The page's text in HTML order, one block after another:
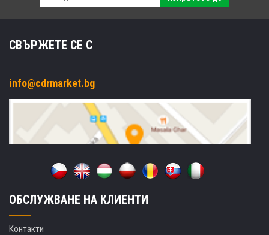
СВЪРЖЕТЕ СЕ С
info@cdrmarket.bg
ОБСЛУЖВАНЕ НА КЛИЕНТИ
Контакти